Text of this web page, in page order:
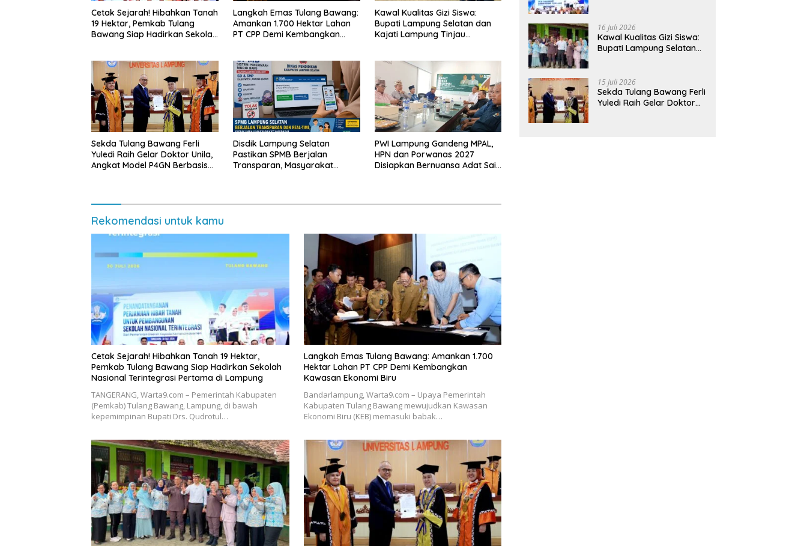
Cetak Sejarah! Hibahkan Tanah
19 Hektar, Pemkab Tulang
Bawang Siap Hadirkan Sekolah
Langkah Emas Tulang Bawang:
Amankan 1.700 Hektar Lahan
PT CPP Demi Kembangkan
Kawal Kualitas Gizi Siswa:
Bupati Lampung Selatan dan
Kajati Lampung Tinjau
Sekda Tulang Bawang Ferli
Yuledi Raih Gelar Doktor Unila,
Angkat Model P4GN Berbasis
Disdik Lampung Selatan
Pastikan SPMB Berjalan
Transparan, Masyarakat
PWI Lampung Gandeng MPAL,
HPN dan Porwanas 2027
Disiapkan Bernuansa Adat Sai
Rekomendasi untuk kamu
Cetak Sejarah! Hibahkan Tanah 19 Hektar,
Pemkab Tulang Bawang Siap Hadirkan Sekolah
Nasional Terintegrasi Pertama di Lampung
​TANGERANG, Warta9.com – Pemerintah Kabupaten
(Pemkab) Tulang Bawang, Lampung, di bawah
kepemimpinan Bupati Drs. Qudrotul…
Langkah Emas Tulang Bawang: Amankan 1.700
Hektar Lahan PT CPP Demi Kembangkan
Kawasan Ekonomi Biru
Bandarlampung, Warta9.com – Upaya Pemerintah
Kabupaten Tulang Bawang mewujudkan Kawasan
Ekonomi Biru (KEB) memasuki babak…
Terintegrasi Pertama di
Lampung
16 Juli 2026
Kawal Kualitas Gizi Siswa:
Bupati Lampung Selatan
Bergizi Gratis di Natar
15 Juli 2026
Sekda Tulang Bawang Ferli
Yuledi Raih Gelar Doktor